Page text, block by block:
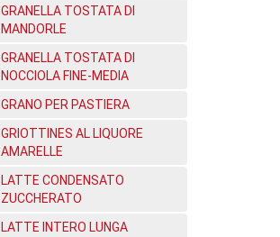
GRANELLA TOSTATA DI
MANDORLE
GRANELLA TOSTATA DI
NOCCIOLA FINE-MEDIA
GRANO PER PASTIERA
GRIOTTINES AL LIQUORE
AMARELLE
LATTE CONDENSATO
ZUCCHERATO
LATTE INTERO LUNGA